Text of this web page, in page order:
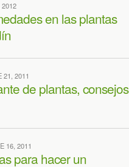
2012
en las plantas
21, 2011
de plantas, consejos
16, 2011
para hacer un